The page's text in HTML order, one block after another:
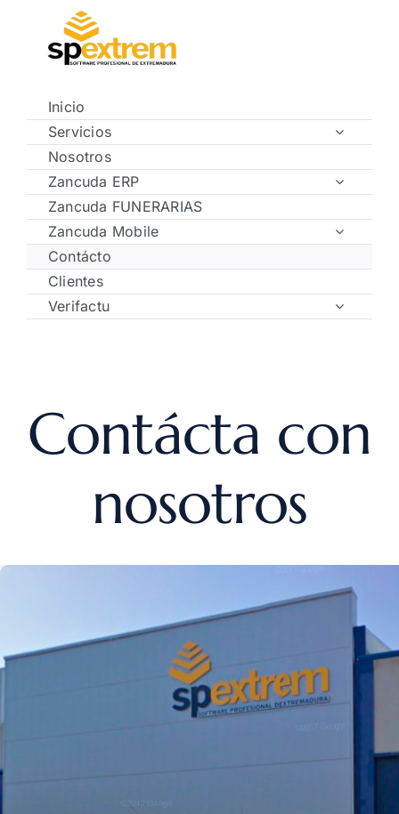
contenido
Inicio
Servicios
Nosotros
Zancuda ERP
Zancuda FUNERARIAS
Zancuda Mobile
Contácto
Clientes
Verifactu
Contácta con
nosotros